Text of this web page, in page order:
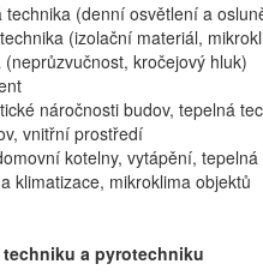
technika (denní osvětlení a
(izolační materiál,
kročejový hluk)
náročnosti budov, tepelná
vnitřní prostředí
kotelny, vytápění,
klimatizace, mikroklima objektů
a pyrotechniku